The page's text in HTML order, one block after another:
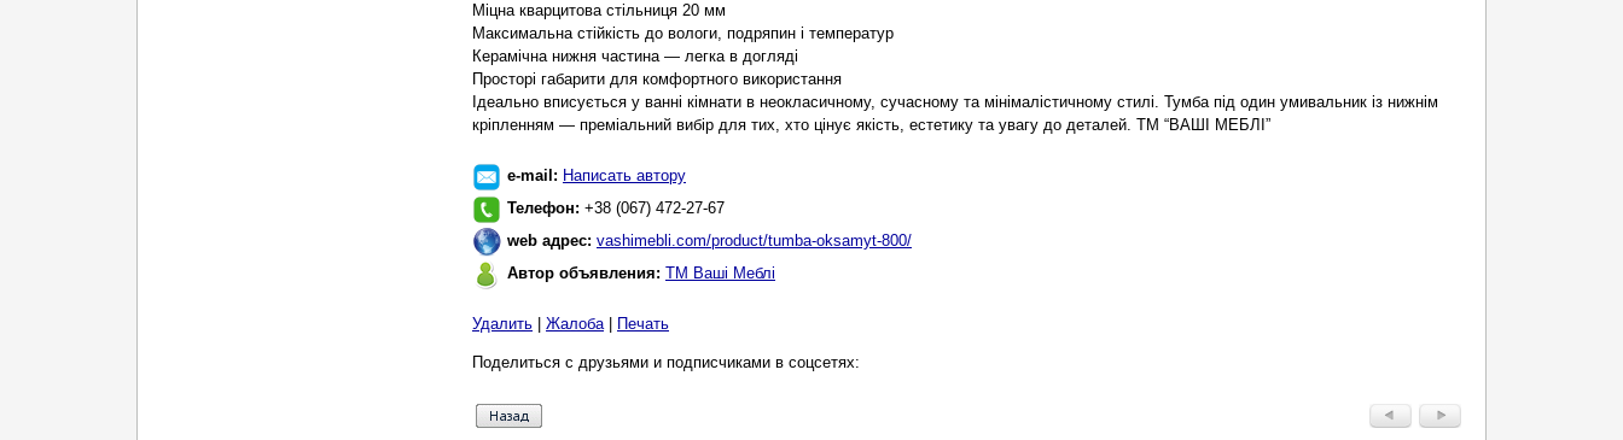
Міцна кварцитова стільниця 20 мм
Максимальна стійкість до вологи, подряпин і температур
Керамічна нижня частина — легка в догляді
Просторі габарити для комфортного використання
Ідеально вписується у ванні кімнати в неокласичному, сучасному та мінімалістичному стилі. Тумба під один умивальник із нижнім
кріпленням — преміальний вибір для тих, хто цінує якість, естетику та увагу до деталей. ТМ “ВАШІ МЕБЛІ”
e-mail: Написать автору
Телефон: +38 (067) 472-27-67
web адрес: vashimebli.com/product/tumba-oksamyt-800/
Автор объявления: ТМ Ваші Меблі
Удалить Жалоба| Печать
Поделиться с друзьями и подписчиками в соцсетях: